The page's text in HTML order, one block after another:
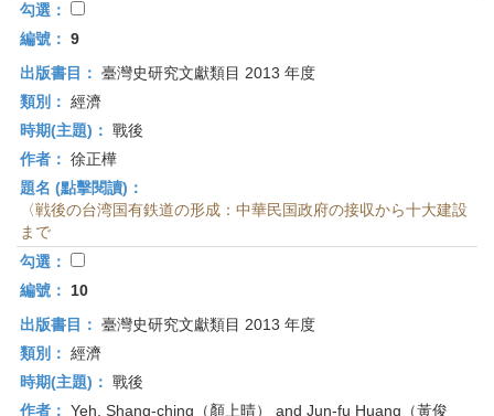
勾選：
編號： 9
出版書目： 臺灣史研究文獻類目 2013 年度
類別： 經濟
時期(主題)： 戰後
作者： 徐正樺
題名 (點擊閱讀)：
〈戦後の台湾国有鉄道の形成：中華民国政府の接収から十大建設
まで
勾選：
編號：
10
出版書目： 臺灣史研究文獻類目 2013 年度
類別： 經濟
時期(主題)： 戰後
作者： Yeh, Shang-ching（顏上晴） and Jun-fu Huang（黃俊